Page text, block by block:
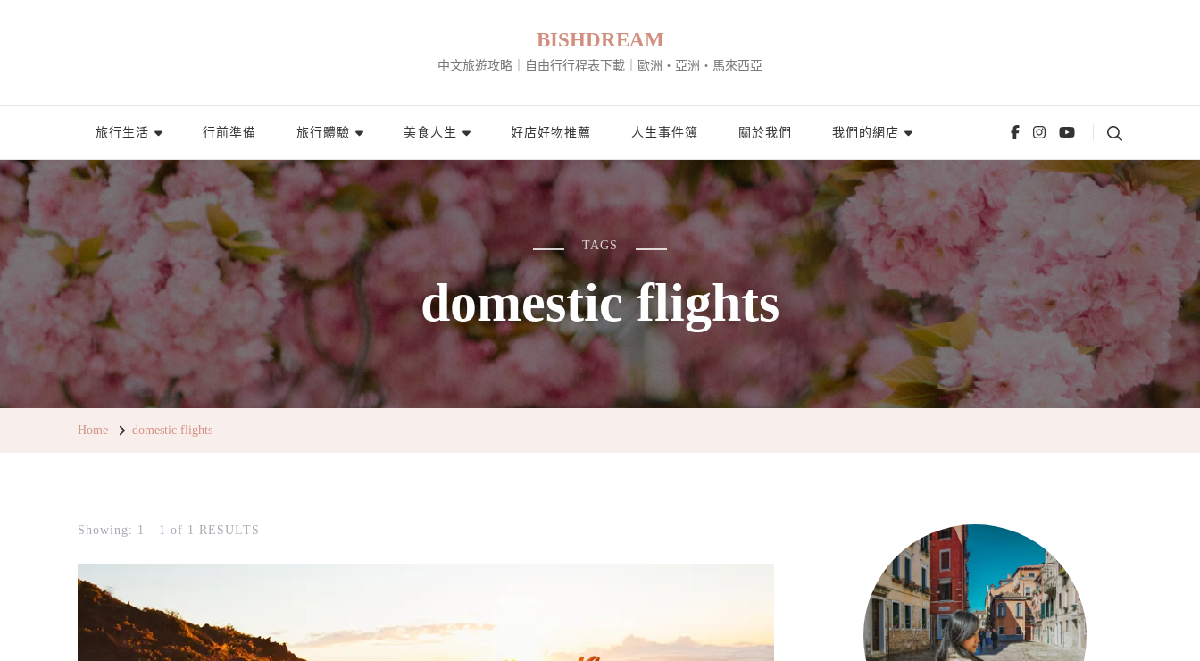
BISHDREAM
中文旅遊攻略｜自由行行程表下載｜歐洲・亞洲・馬來西亞
旅行生活 行前準備 旅行體驗 美食人生 好店好物推薦 人生事件簿 關於我們 我們的網店
TAGS
domestic flights
Home domestic flights
Showing: 1 - 1 of 1 RESULTS